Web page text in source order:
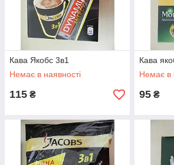
Кава Якобс 3в1
Немає в наявності
115 ₴
Кава
Немає в
95 ₴